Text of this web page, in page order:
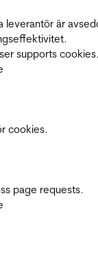
leverantör är
supports
cookies.
page requests.